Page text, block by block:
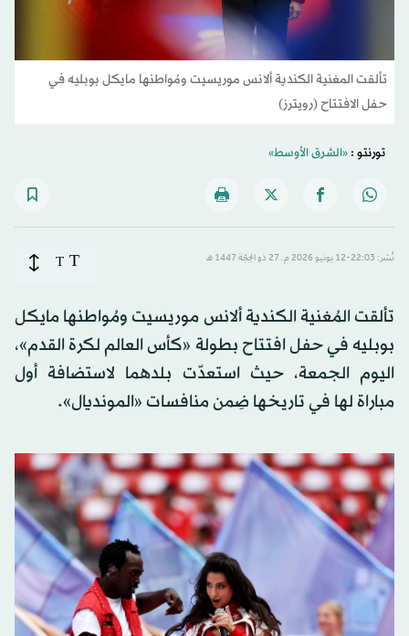
تألقت المغنية الكندية ألانس موريسيت ومُواطنها مايكل بوبليه في
حفل الافتتاح (رويترز)
تورنتو :«الشرق الأوسط»
نُشر: 22:03-12 يونيو 2026 م ـ 27 ذو الحِجّة 1447 هـ T
T
تألقت المُغنية الكندية ألانس موريسيت ومُواطنها مايكل
بوبليه في حفل افتتاح بطولة «كأس العالم لكرة القدم»،
اليوم الجمعة، حيث استعدّت بلدهما لاستضافة أول
مباراة لها في تاريخها ضِمن منافسات «المونديال».